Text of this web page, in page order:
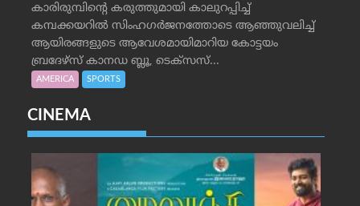
കാരിരുമ്പിന്റെ കരുത്തുമായി കാലുറപ്പിച്ച്
കമ്പക്കയറില്‍ സിംഹഗര്‍ജനത്തോടെ ആഞ്ഞുവലിച്ച്
ആയിരങ്ങളുടെ ആവേശമായിമാറിയ കോട്ടയം
ബ്രദേഴ്‌സ് കാനഡ ബ്ലൂ, ടെക്‌സസ്...
AMERICA SPORTS
CINEMA